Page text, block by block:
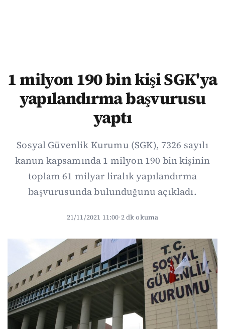
1 milyon 190 bin kişi SGK'ya
yapılandırma başvurusu
yaptı
Sosyal Güvenlik Kurumu (SGK), 7326 sayılı
kanun kapsamında 1 milyon 190 bin kişinin
toplam 61 milyar liralık yapılandırma
başvurusunda bulunduğunu açıkladı.
21/11/2021 11:00·2 dk okuma